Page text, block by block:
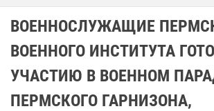
ВОЕННОСЛУЖАЩИЕ
ВОЕННОГО ИНСТИТУТА
УЧАСТИЮ В ВОЕННОМ
ПЕРМСКОГО ГАРНИЗОНА,